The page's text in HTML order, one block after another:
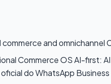
and omnichannel
Commerce OS AI-first:
do WhatsApp Business